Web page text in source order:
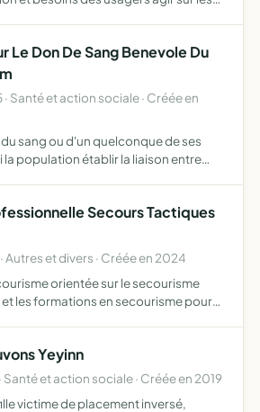
Le Don De Sang Benevole Du
Santé et action sociale · Créée en
sang ou d'un quelconque de ses
population établir la liaison entre
Secours Tactiques
Autres et divers · Créée en 2024
orientée sur le secourisme
les formations en secourisme pour
Yeyinn
Santé et action sociale · Créée en 2019
victime de placement inversé,